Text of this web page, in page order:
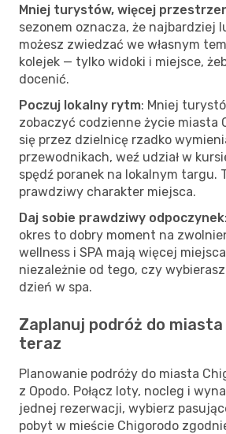
Mniej turystów, więcej
sezonem oznacza, że najbardziej
możesz zwiedzać we własnym
kolejek — tylko widoki i miejsce,
docenić.
Poczuj lokalny rytm: Mniej
zobaczyć codzienne życie miasta
się przez dzielnicę rzadko
przewodnikach, weź udział w
spędź poranek na lokalnym targu.
prawdziwy charakter miejsca.
Daj sobie prawdziwy odpoczynek
okres to dobry moment na
wellness i SPA mają więcej
niezależnie od tego, czy wybierasz
dzień w spa.
Zaplanuj podróż do
teraz
Planowanie podróży do miasta
z Opodo. Połącz loty, nocleg i
jednej rezerwacji, wybierz
pobyt w mieście Chigorodo